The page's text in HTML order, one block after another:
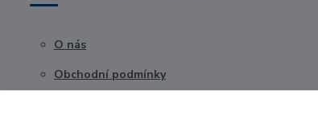
O nás
Obchodní podmínky